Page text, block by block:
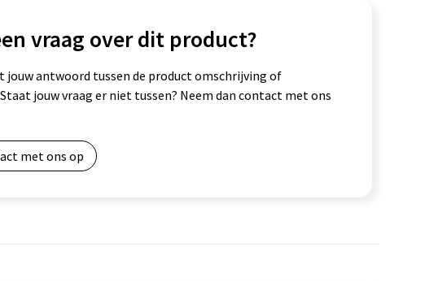
vraag over dit product?
jouw antwoord tussen de product omschrijving of
jouw vraag er niet tussen? Neem dan contact met ons
met ons op